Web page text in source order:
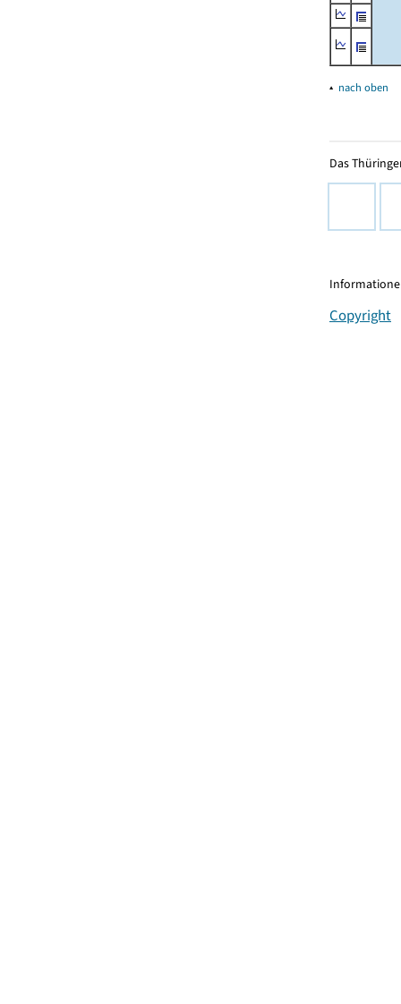
▴ nach oben
Das
Copyright